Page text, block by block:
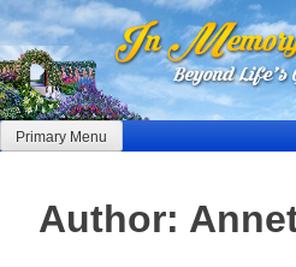
Skip
to
content
Primary Menu
Author: